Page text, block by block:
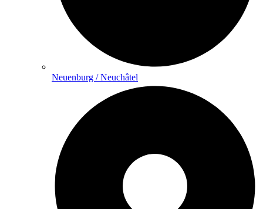
Neuenburg / Neuchâtel